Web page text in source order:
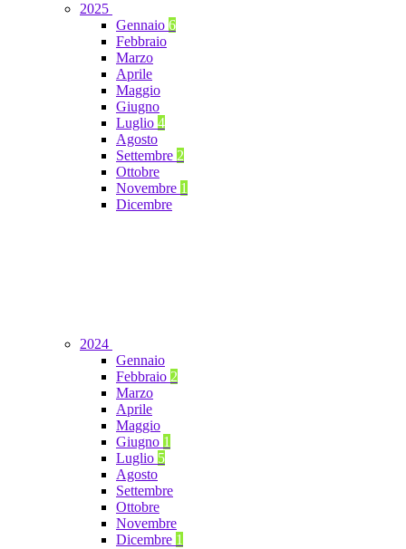
2025
Gennaio 6
Febbraio
Marzo
Aprile
Maggio
Giugno
Luglio 4
Agosto
Settembre 2
Ottobre
Novembre 1
Dicembre
2024
Gennaio
Febbraio 2
Marzo
Aprile
Maggio
Giugno 1
Luglio 5
Agosto
Settembre
Ottobre
Novembre
Dicembre 1